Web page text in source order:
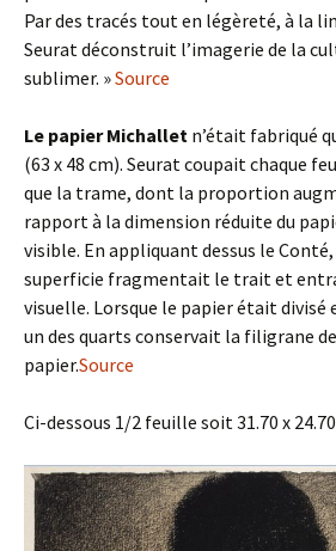
Par des tracés tout en légèreté, à la
Seurat déconstruit l’imagerie de la
sublimer. »Source
Le papier Michallet n’était fabriqué
(63 x 48 cm). Seurat coupait chaque
que la trame, dont la proportion
rapport à la dimension réduite du
visible. En appliquant dessus le
superficie fragmentait le trait et
visuelle. Lorsque le papier était divisé
un des quarts conservait la filigrane
papier.Source
Ci-dessous 1/2 feuille soit 31.70 x 24.70